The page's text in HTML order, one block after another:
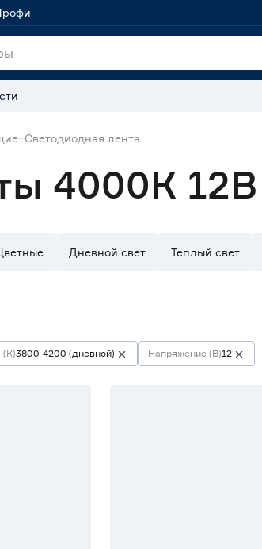
Светодиодная лента
4000К 12В
Дневной свет Теплый свет
(К)3800-4200 (дневной) Напряжение (В)12